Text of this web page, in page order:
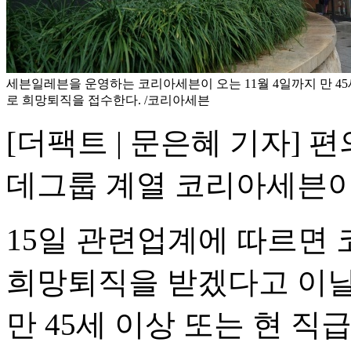
세븐일레븐을 운영하는 코리아세븐이 오는 11월 4일까지 만
로 희망퇴직을 접수한다. /코리아세븐
[더팩트 | 문은혜 기자]
데그룹 계열 코리아세븐
15일 관련업계에 따르면
희망퇴직을 받겠다고 이
만 45세 이상 또는 현 직